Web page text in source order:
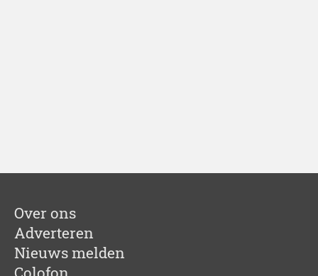
Over ons
Adverteren
Nieuws melden